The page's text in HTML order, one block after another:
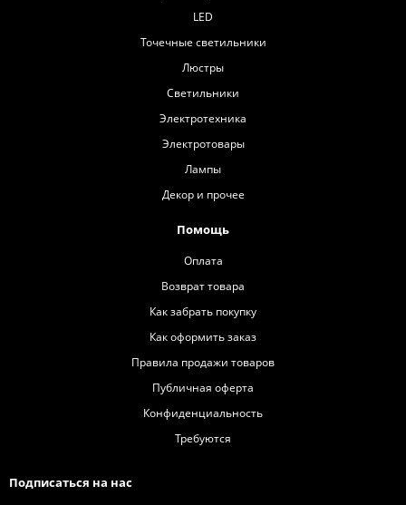
LED
Точечные светильники
Люстры
Светильники
Электротехника
Электротовары
Лампы
Декор и прочее
Помощь
Оплата
Возврат товара
Как забрать покупку
Как оформить заказ
Правила продажи товаров
Публичная оферта
Конфиденциальность
Требуются
Подписаться на нас